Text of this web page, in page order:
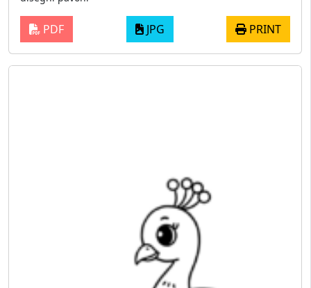
PDF JPG PRINT